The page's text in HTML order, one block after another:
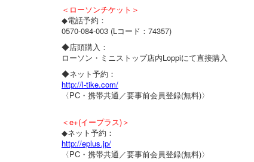
＜ローソンチケット＞
◆電話予約：
0570-084-003 (Lコード：74357)
◆店頭購入：
ローソン・ミニストップ店内Loppiにて直接購入
◆ネット予約：
http://l-tike.com/
〈PC・携帯共通／要事前会員登録(無料)〉
＜e+(イープラス)＞
◆ネット予約：
http://eplus.jp/
〈PC・携帯共通／要事前会員登録(無料)〉